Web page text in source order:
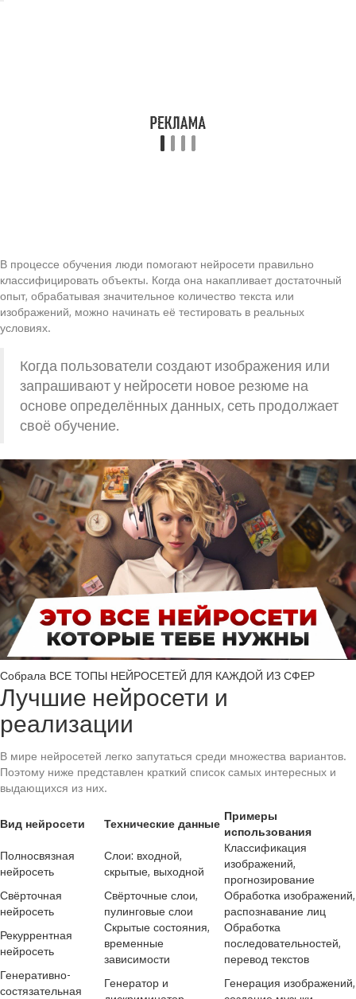
В процессе обучения люди помогают нейросети правильно
классифицировать объекты. Когда она накапливает достаточный
опыт, обрабатывая значительное количество текста или
изображений, можно начинать её тестировать в реальных
условиях.
Когда пользователи создают изображения или
запрашивают у нейросети новое резюме на
основе определённых данных, сеть продолжает
своё обучение.
Собрала ВСЕ ТОПЫ НЕЙРОСЕТЕЙ ДЛЯ КАЖДОЙ ИЗ СФЕР
Лучшие нейросети и
реализации
В мире нейросетей легко запутаться среди множества вариантов.
Поэтому ниже представлен краткий список самых интересных и
выдающихся из них.
Вид нейросети Технические данные
Примеры
использования
Полносвязная
нейросеть
Слои: входной,
скрытые, выходной
Классификация
изображений,
прогнозирование
Свёрточная
нейросеть
Свёрточные слои,
пулинговые слои
Обработка изображений,
распознавание лиц
Рекуррентная
нейросеть
Скрытые состояния,
временные
зависимости
Обработка
последовательностей,
перевод текстов
Генеративно-
состязательная
Генератор и
Генерация изображений,